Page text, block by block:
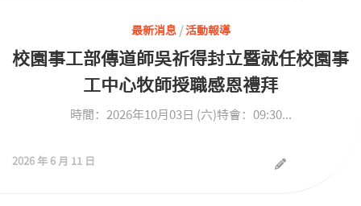
最新消息/活動報導
校園事工部傳道師吳祈得封立暨就任校園事
工中心牧師授職感恩禮拜
時間：2026年10月03日 (六)特會：09:30...
2026 年 6 月 11 日